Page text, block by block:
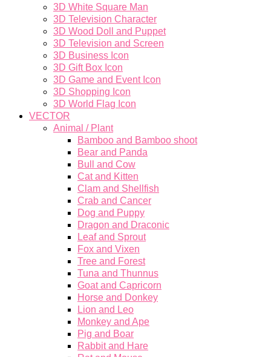
3D White Square Man
3D Television Character
3D Wood Doll and Puppet
3D Television and Screen
3D Business Icon
3D Gift Box Icon
3D Game and Event Icon
3D Shopping Icon
3D World Flag Icon
VECTOR
Animal / Plant
Bamboo and Bamboo shoot
Bear and Panda
Bull and Cow
Cat and Kitten
Clam and Shellfish
Crab and Cancer
Dog and Puppy
Dragon and Draconic
Leaf and Sprout
Fox and Vixen
Tree and Forest
Tuna and Thunnus
Goat and Capricorn
Horse and Donkey
Lion and Leo
Monkey and Ape
Pig and Boar
Rabbit and Hare